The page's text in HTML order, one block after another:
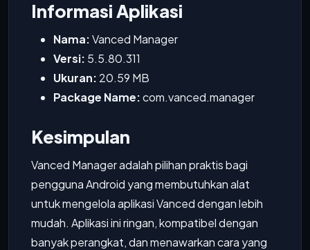
Informasi Aplikasi
Nama:Vanced Manager
Versi: 5.5.80.311
Ukuran: 20.59 MB
Package Name:com.vanced.manager
Kesimpulan
Vanced Manager adalah pilihan praktis bagi
pengguna Android yang membutuhkan alat
untuk mengelola aplikasi Vanced dengan lebih
mudah. Aplikasi ini ringan, kompatibel dengan
banyak perangkat, dan menawarkan cara yang